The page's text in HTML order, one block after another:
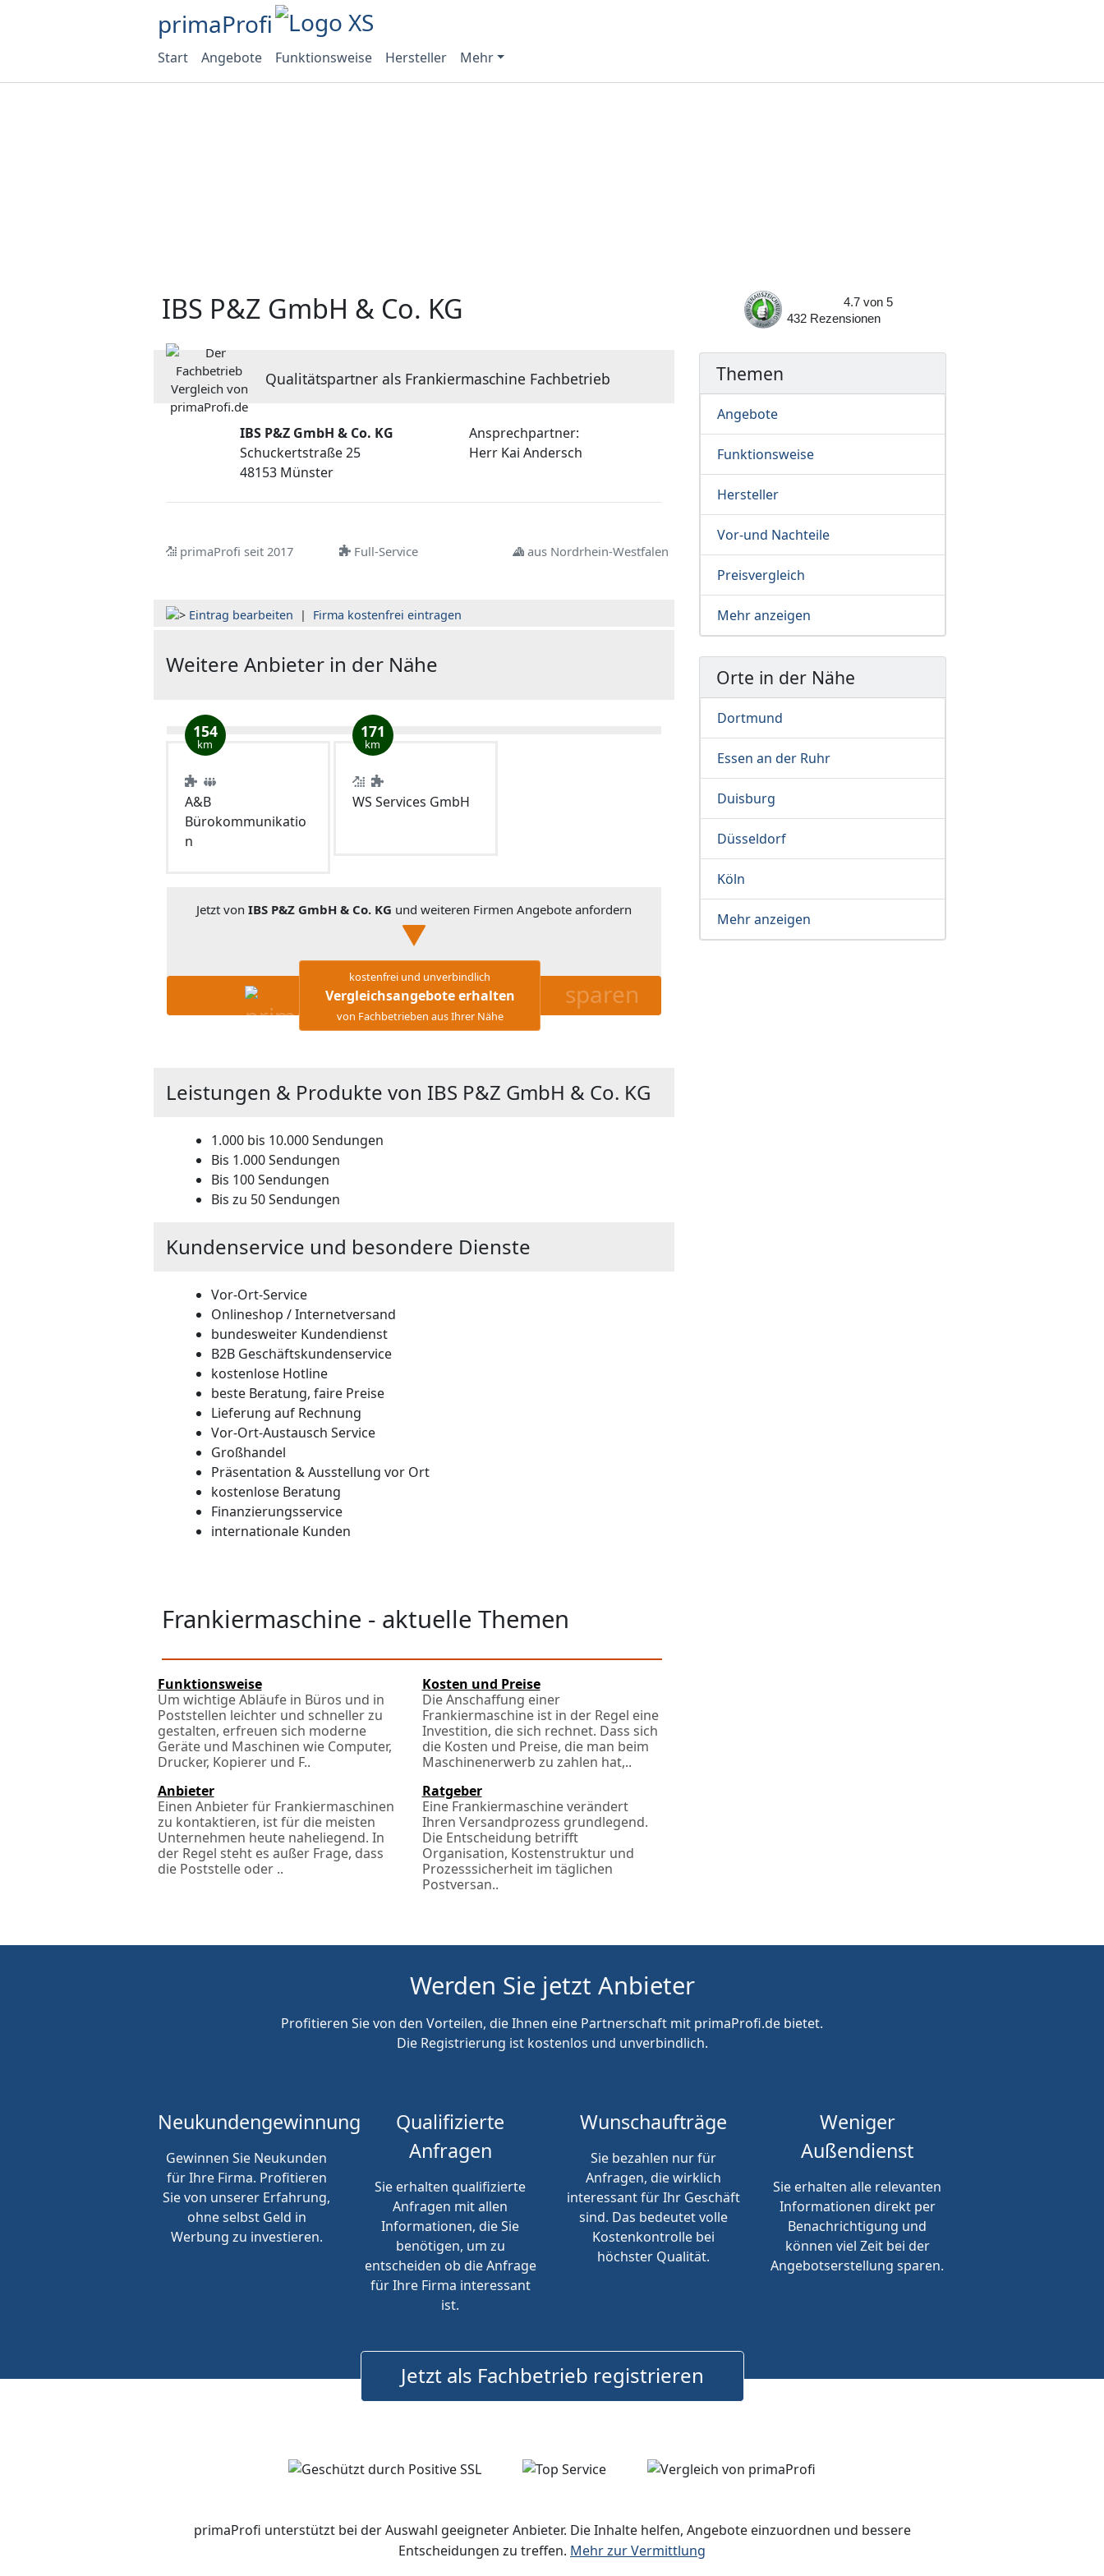
primaProfi
Start Angebote Funktionsweise Hersteller Mehr
IBS P&Z GmbH & Co. KG
Qualitätspartner als Frankiermaschine Fachbetrieb
IBS P&Z GmbH & Co. KG
Schuckertstraße 25
48153 Münster
Ansprechpartner:
Herr Kai Andersch
primaProfi seit 2017 Full-Service aus Nordrhein-Westfalen
Eintrag bearbeiten | Firma kostenfrei eintragen
Weitere Anbieter in der Nähe
154
km
A&B
Bürokommunikatio
n
171
km
WS Services GmbH
Jetzt von IBS P&Z GmbH & Co. KG und weiteren Firmen Angebote anfordern
kostenfrei und unverbindlich
Vergleichsangebote erhalten
von Fachbetrieben aus Ihrer Nähe
sparen
Leistungen & Produkte von IBS P&Z GmbH & Co. KG
1.000 bis 10.000 Sendungen
Bis 1.000 Sendungen
Bis 100 Sendungen
Bis zu 50 Sendungen
Kundenservice und besondere Dienste
Vor-Ort-Service
Onlineshop / Internetversand
bundesweiter Kundendienst
B2B Geschäftskundenservice
kostenlose Hotline
beste Beratung, faire Preise
Lieferung auf Rechnung
Vor-Ort-Austausch Service
Großhandel
Präsentation & Ausstellung vor Ort
kostenlose Beratung
Finanzierungsservice
internationale Kunden
Frankiermaschine - aktuelle Themen
Funktionsweise
Um wichtige Abläufe in Büros und in
Poststellen leichter und schneller zu
gestalten, erfreuen sich moderne
Geräte und Maschinen wie Computer,
Drucker, Kopierer und F..
Kosten und Preise
Die Anschaffung einer
Frankiermaschine ist in der Regel eine
Investition, die sich rechnet. Dass sich
die Kosten und Preise, die man beim
Maschinenerwerb zu zahlen hat,..
Anbieter
Einen Anbieter für Frankiermaschinen
zu kontaktieren, ist für die meisten
Unternehmen heute naheliegend. In
der Regel steht es außer Frage, dass
die Poststelle oder ..
Ratgeber
Eine Frankiermaschine verändert
Ihren Versandprozess grundlegend.
Die Entscheidung betrifft
Organisation, Kostenstruktur und
Prozesssicherheit im täglichen
Postversan..
4.7 von5
432
Rezensionen
Themen
Angebote
Funktionsweise
Hersteller
Vor-und Nachteile
Preisvergleich
Mehr anzeigen
Orte in der Nähe
Dortmund
Essen an der Ruhr
Duisburg
Düsseldorf
Köln
Mehr anzeigen
Werden Sie jetzt Anbieter
Profitieren Sie von den Vorteilen, die Ihnen eine Partnerschaft mit primaProfi.de bietet.
Die Registrierung ist kostenlos und unverbindlich.
Neukundengewinnung
Gewinnen Sie Neukunden
für Ihre Firma. Profitieren
Sie von unserer Erfahrung,
ohne selbst Geld in
Werbung zu investieren.
Qualifizierte
Anfragen
Sie erhalten qualifizierte
Anfragen mit allen
Informationen, die Sie
benötigen, um zu
entscheiden ob die Anfrage
für Ihre Firma interessant
ist.
Wunschaufträge
Sie bezahlen nur für
Anfragen, die wirklich
interessant für Ihr Geschäft
sind. Das bedeutet volle
Kostenkontrolle bei
höchster Qualität.
Weniger
Außendienst
Sie erhalten alle relevanten
Informationen direkt per
Benachrichtigung und
können viel Zeit bei der
Angebotserstellung sparen.
Jetzt als Fachbetrieb registrieren
primaProfi unterstützt bei der Auswahl geeigneter Anbieter. Die Inhalte helfen, Angebote einzuordnen und bessere
Entscheidungen zu treffen. Mehr zur Vermittlung